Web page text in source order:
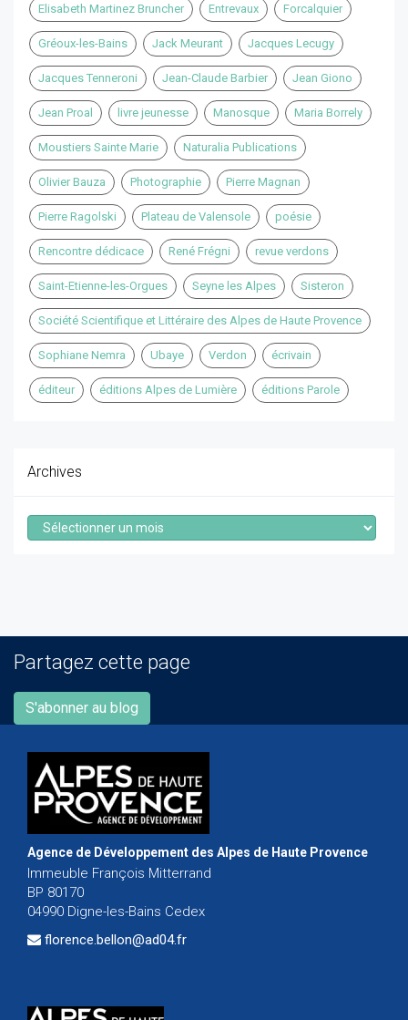
Elisabeth Martinez Bruncher Entrevaux Forcalquier
Gréoux-les-Bains Jack Meurant Jacques Lecugy
Jacques Tenneroni Jean-Claude Barbier Jean Giono
Jean Proal livre jeunesse Manosque Maria Borrely
Moustiers Sainte Marie Naturalia Publications
Olivier Bauza Photographie Pierre Magnan
Pierre Ragolski Plateau de Valensole poésie
Rencontre dédicace René Frégni revue verdons
Saint-Etienne-les-Orgues Seyne les Alpes Sisteron
Société Scientifique et Littéraire des Alpes de Haute Provence
Sophiane Nemra Ubaye Verdon écrivain
éditeur éditions Alpes de Lumière éditions Parole
Archives
Archives
Partagez cette page
S'abonner au blog
Agence de Développement des Alpes de Haute Provence
Immeuble François Mitterrand
BP 80170
04990 Digne-les-Bains Cedex
florence.bellon@ad04.fr